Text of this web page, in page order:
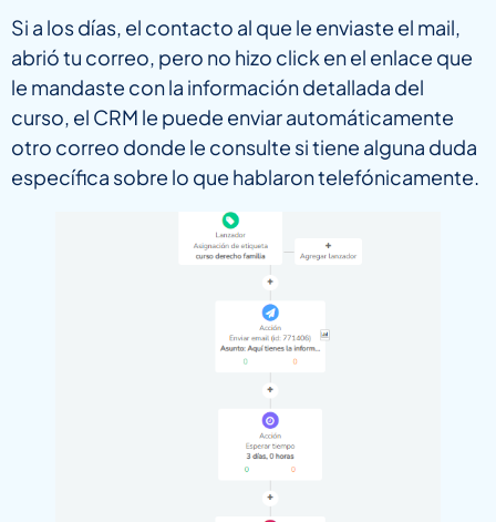
Si a los días, el contacto al que le enviaste el mail,
abrió tu correo, pero no hizo click en el enlace que
le mandaste con la información detallada del
curso, el CRM le puede enviar automáticamente
otro correo donde le consulte si tiene alguna duda
específica sobre lo que hablaron telefónicamente.